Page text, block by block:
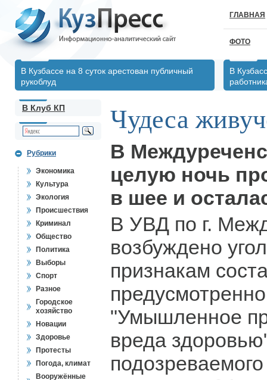
ГЛАВНАЯ
ФОТО
В Кузбассе на 8 суток арестован публичный
рукоблуд
В
В Клуб КП
Рубрики
Экономика
Культура
Экология
Происшествия
Криминал
Общество
Политика
Выборы
Спорт
Разное
Городское
хозяйство
Новации
Здоровье
Протесты
Погода, климат
Вооружённые
Чудеса
В
целую ночь
в шее и
В УВД по г.
возбуждено
признакам
"Умышленное
вреда